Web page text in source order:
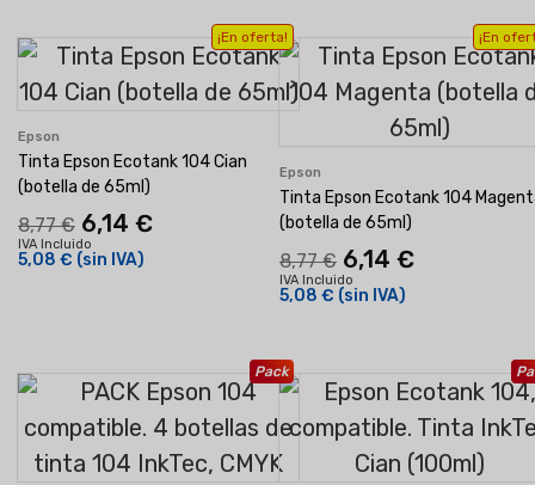
¡En oferta!
Epson
Tinta Epson Ecotank 104 Cian
(botella de 65ml)
8,77 € 6,14 €
IVA Incluido
5,08 € (sin IVA)
¡En
Epson
Tinta Epson Ecotank 104
(botella de 65ml)
8,77 € 6,14 €
IVA Incluido
5,08 € (sin IVA)
Pack